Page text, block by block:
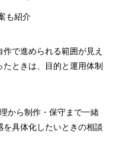
も紹介
で進められる範囲が見え
ときは、目的と運用体制
から制作・保守まで一緒
具体化したいときの相談